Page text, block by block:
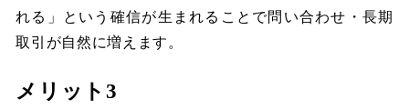
れる」という確信が生まれることで問い合わせ・長期
取引が自然に増えます。
メリット3